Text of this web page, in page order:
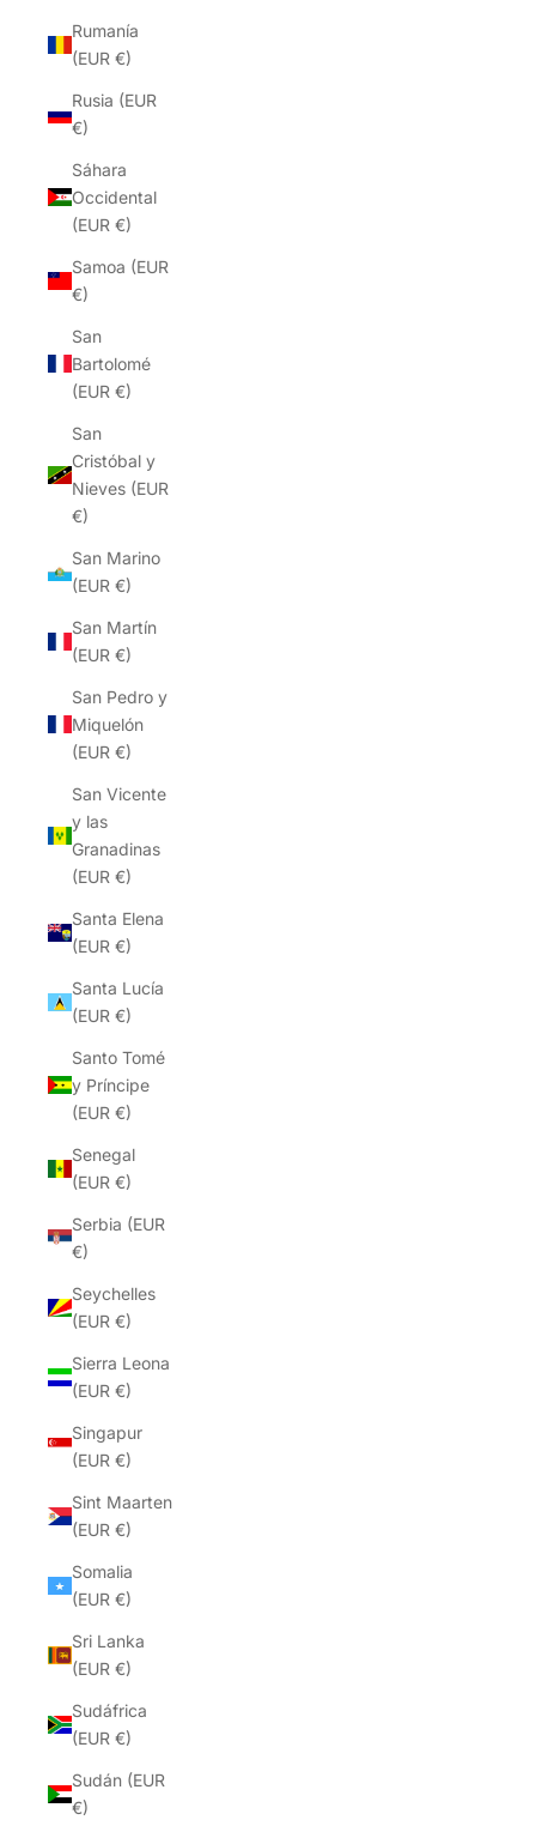
Rumanía
(EUR €)
Rusia (EUR
€)
Sáhara
Occidental
(EUR €)
Samoa (EUR
€)
San
Bartolomé
(EUR €)
San
Cristóbal y
Nieves (EUR
€)
San Marino
(EUR €)
San Martín
(EUR €)
San Pedro y
Miquelón
(EUR €)
San Vicente
y las
Granadinas
(EUR €)
Santa Elena
(EUR €)
Santa Lucía
(EUR €)
Santo Tomé
y Príncipe
(EUR €)
Senegal
(EUR €)
Serbia (EUR
€)
Seychelles
(EUR €)
Sierra Leona
(EUR €)
Singapur
(EUR €)
Sint Maarten
(EUR €)
Somalia
(EUR €)
Sri Lanka
(EUR €)
Sudáfrica
(EUR €)
Sudán (EUR
€)